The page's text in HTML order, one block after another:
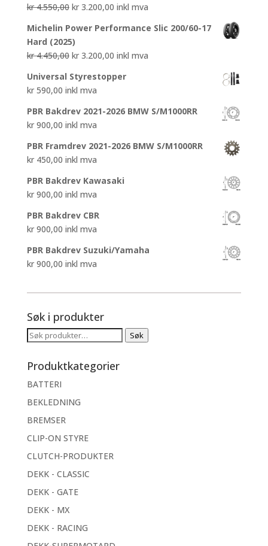
kr4.550,00 Opprinnelig
var:
kr 4.550,00.
kr3.200,00Nåværende
er:
inkl mva
Michelin Power Performance Slic 200/60-17
Hard (2025)
kr4.450,00 Opprinnelig
var:
kr 4.450,00.
kr3.200,00Nåværende
er:
inkl mva
Universal Styrestopper
kr590,00 inkl mva
PBR Bakdrev 2021-2026 BMW S/M1000RR
kr900,00 inkl mva
PBR Framdrev 2021-2026 BMW S/M1000RR
kr450,00 inkl mva
PBR Bakdrev Kawasaki
kr900,00 inkl mva
PBR Bakdrev CBR
kr900,00 inkl mva
PBR Bakdrev Suzuki/Yamaha
kr900,00 inkl mva
Søk i produkter
Søk
Søk
Produktkategorier
BATTERI
BEKLEDNING
BREMSER
CLIP-ON STYRE
CLUTCH-PRODUKTER
DEKK - CLASSIC
DEKK - GATE
DEKK - MX
DEKK - RACING